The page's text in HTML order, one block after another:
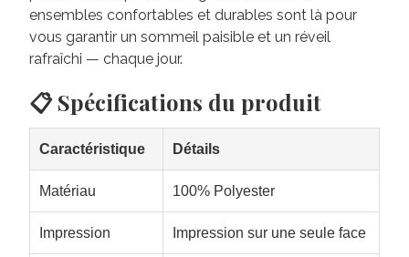
ensembles confortables et durables sont là pour
vous garantir un sommeil paisible et un réveil
rafraîchi — chaque jour.
📋 Spécifications du produit
Caractéristique Détails
Matériau 100% Polyester
Impression Impression sur une seule face